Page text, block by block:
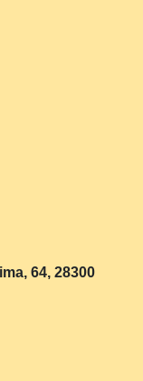
64, 28300